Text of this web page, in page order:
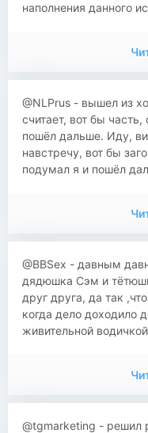
наполнения данного
@NLPrus - вышел из
считает, вот бы
пошёл дальше. Иду,
навстречу, вот бы
подумал я и пошёл
@BBSex - давным
дядюшка Сэм и
друг друга, да так
когда дело доходило
живительной
@tgmarketing - решил